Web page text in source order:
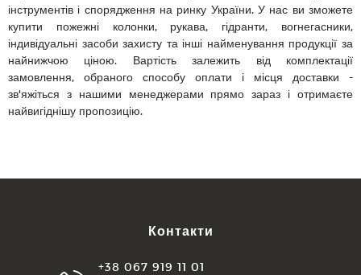
інструментів і спорядження на ринку України. У нас ви зможете
купити пожежні колонки, рукава, гідранти, вогнегасники,
індивідуальні засоби захисту та інші найменування продукції за
найнижчою ціною. Вартість залежить від комплектації
замовлення, обраного способу оплати і місця доставки -
зв'яжіться з нашими менеджерами прямо зараз і отримаєте
найвигіднішу пропозицію.
Контакти
+38 067 919 11 01